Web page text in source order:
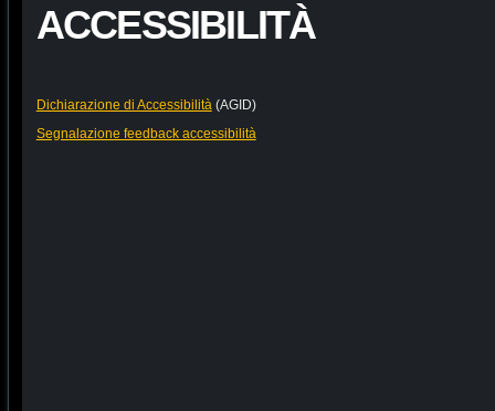
ACCESSIBILITÀ
Dichiarazione di Accessibilità (AGID)
Segnalazione feedback accessibilità